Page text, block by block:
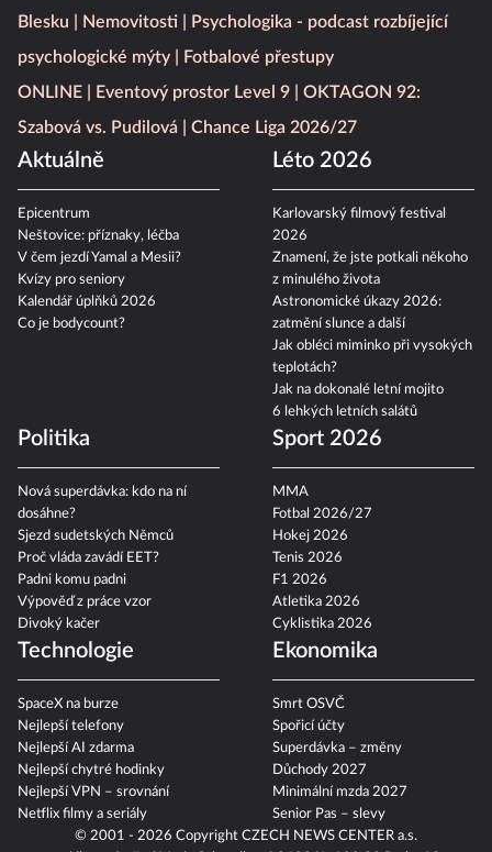
Blesku
Nemovitosti
Psychologika - podcast rozbíjející
psychologické mýty
Fotbalové přestupy
ONLINE
Eventový prostor Level 9
OKTAGON 92:
Szabová vs. Pudilová
Chance Liga 2026/27
Aktuálně
Epicentrum
Neštovice: příznaky, léčba
V čem jezdí Yamal a Mesii?
Kvízy pro seniory
Kalendář úplňků 2026
Co je bodycount?
Léto 2026
Karlovarský filmový festival
2026
Znamení, že jste potkali někoho
z minulého života
Astronomické úkazy 2026:
zatmění slunce a další
Jak obléci miminko při vysokých
teplotách?
Jak na dokonalé letní mojito
6 lehkých letních salátů
Politika
Nová superdávka: kdo na ní
dosáhne?
Sjezd sudetských Němců
Proč vláda zavádí EET?
Padni komu padni
Výpověď z práce vzor
Divoký kačer
Sport 2026
MMA
Fotbal 2026/27
Hokej 2026
Tenis 2026
F1 2026
Atletika 2026
Cyklistika 2026
Technologie
SpaceX na burze
Nejlepší telefony
Nejlepší AI zdarma
Nejlepší chytré hodinky
Nejlepší VPN – srovnání
Netflix filmy a seriály
Ekonomika
Smrt OSVČ
Spořicí účty
Superdávka – změny
Důchody 2027
Minimální mzda 2027
Senior Pas – slevy
© 2001 - 2026 Copyright CZECH NEWS CENTER a.s.